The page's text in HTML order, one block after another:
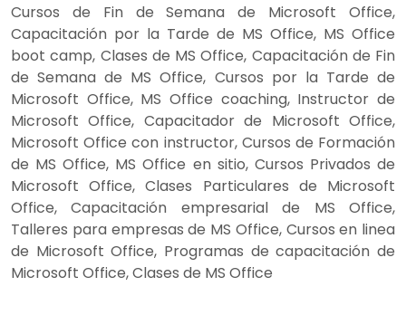
Cursos de Fin de Semana de Microsoft Office,
Capacitación por la Tarde de MS Office, MS Office
boot camp, Clases de MS Office, Capacitación de Fin
de Semana de MS Office, Cursos por la Tarde de
Microsoft Office, MS Office coaching, Instructor de
Microsoft Office, Capacitador de Microsoft Office,
Microsoft Office con instructor, Cursos de Formación
de MS Office, MS Office en sitio, Cursos Privados de
Microsoft Office, Clases Particulares de Microsoft
Office, Capacitación empresarial de MS Office,
Talleres para empresas de MS Office, Cursos en linea
de Microsoft Office, Programas de capacitación de
Microsoft Office, Clases de MS Office